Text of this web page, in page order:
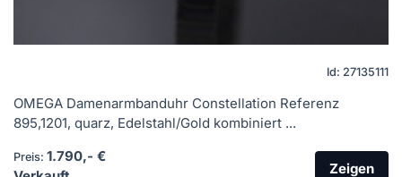
Id: 27135111
OMEGA Damenarmbanduhr Constellation Referenz
895,1201, quarz, Edelstahl/Gold kombiniert ...
Preis: 1.790,- €
Zeigen